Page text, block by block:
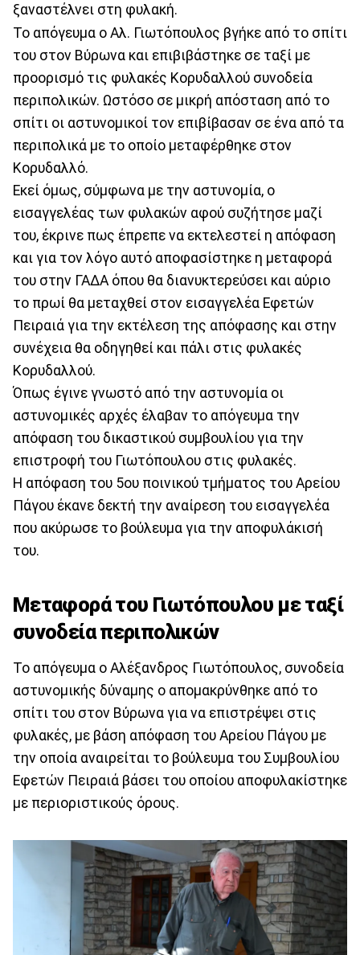
ξαναστέλνει στη φυλακή.
Το απόγευμα ο Αλ. Γιωτόπουλος βγήκε από το σπίτι
του στον Βύρωνα και επιβιβάστηκε σε ταξί με
προορισμό τις φυλακές Κορυδαλλού συνοδεία
περιπολικών. Ωστόσο σε μικρή απόσταση από το
σπίτι οι αστυνομικοί τον επιβίβασαν σε ένα από τα
περιπολικά με το οποίο μεταφέρθηκε στον
Κορυδαλλό.
Εκεί όμως, σύμφωνα με την αστυνομία, ο
εισαγγελέας των φυλακών αφού συζήτησε μαζί
του, έκρινε πως έπρεπε να εκτελεστεί η απόφαση
και για τον λόγο αυτό αποφασίστηκε η μεταφορά
του στην ΓΑΔΑ όπου θα διανυκτερεύσει και αύριο
το πρωί θα μεταχθεί στον εισαγγελέα Εφετών
Πειραιά για την εκτέλεση της απόφασης και στην
συνέχεια θα οδηγηθεί και πάλι στις φυλακές
Κορυδαλλού.
Όπως έγινε γνωστό από την αστυνομία οι
αστυνομικές αρχές έλαβαν το απόγευμα την
απόφαση του δικαστικού συμβουλίου για την
επιστροφή του Γιωτόπουλου στις φυλακές.
Η απόφαση του 5ου ποινικού τμήματος του Αρείου
Πάγου έκανε δεκτή την αναίρεση του εισαγγελέα
που ακύρωσε το βούλευμα για την αποφυλάκισή
του.
Μεταφορά του Γιωτόπουλου με ταξί
συνοδεία περιπολικών
Το απόγευμα ο Αλέξανδρος Γιωτόπουλος, συνοδεία
αστυνομικής δύναμης ο απομακρύνθηκε από το
σπίτι του στον Βύρωνα για να επιστρέψει στις
φυλακές, με βάση απόφαση του Αρείου Πάγου με
την οποία αναιρείται το βούλευμα του Συμβουλίου
Εφετών Πειραιά βάσει του οποίου αποφυλακίστηκε
με περιοριστικούς όρους.